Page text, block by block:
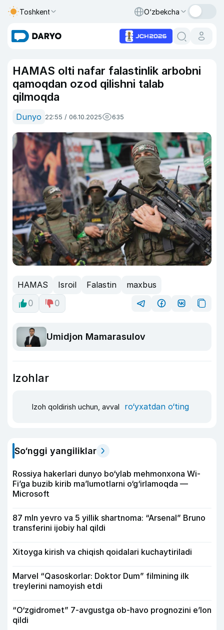
Toshkent O‘zbekcha
HAMAS olti nafar falastinlik arbobni
qamoqdan ozod qilishni talab
qilmoqda
Dunyo 22:55 / 06.10.2025 635
HAMAS Isroil Falastin
maxbus
0
0
Umidjon Mamarasulov
Izohlar
Izoh qoldirish uchun, avval ro‘yxatdan o‘ting
So‘nggi yangiliklar
Rossiya hakerlari dunyo bo‘ylab mehmonxona Wi-
Fi’ga buzib kirib ma’lumotlarni o‘g‘irlamoqda —
Microsoft
87 mln yevro va 5 yillik shartnoma: “Arsenal” Bruno
transferini ijobiy hal qildi
Xitoyga kirish va chiqish qoidalari kuchaytiriladi
Marvel “Qasoskorlar: Doktor Dum” filmining ilk
treylerini namoyish etdi
“O‘zgidromet” 7-avgustga ob-havo prognozini e’lon
qildi